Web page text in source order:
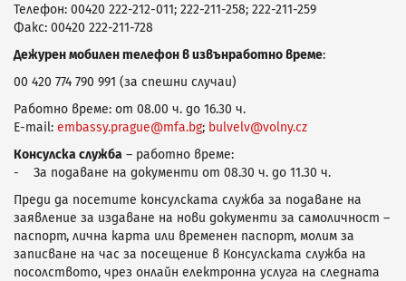
Телефон: 00420 222-212-011; 222-211-258; 222-211-259
Факс: 00420 222-211-728
Дежурен мобилен телефон в извънработно време:
00 420 774 790 991 (за спешни случаи)
Работно време: от 08.00 ч. до 16.30 ч.
E-mail: embassy.prague@mfa.bg; bulvelv@volny.cz
Консулска служба – работно време:
- За подаване на документи от 08.30 ч. до 11.30 ч.
Преди да посетите консулската служба за подаване на
заявление за издаване на нови документи за самоличност –
паспорт, лична карта или временен паспорт, молим за
записване на час за посещение в Консулската служба на
посолството, чрез онлайн електронна услуга на следната